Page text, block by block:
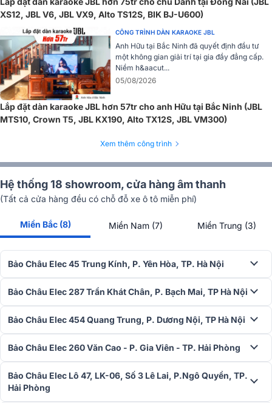
nối loa không dây, TX415 đặc biệt phù hợp cho các sự kiện ngoài
trời, các buổi trình diễn âm nhạc, hội thảo, và các chương trình biểu
diễn nơi yêu cầu âm thanh mạnh mẽ và rõ ràng.
và chi tiết, như các quán bar, nhà hàng, hoặc các buổi tiệc trong
không gian lớn. Với tính năng linh hoạt trong việc kết nối và sử
dụng, Alto TX415 có thể dễ dàng được tích hợp vào các hệ thống
âm thanh phức tạp mà không gặp phải khó khăn nào.
Để sở hữu sản phẩm
Bảo Châu
electhông qua hotline:1900.0255để nhận được tư vấn và ưu đãi
ngay hôm nay!
XS12, JBL V6, JBL VX9, Alto TS12S, BIK BJ-U600)
CÔNG TRÌNH DÀN KARAOKE JBL
Anh Hữu tại Bắc Ninh đã quyết định đầu tư
một không gian giải trí tại gia đầy đẳng cấp.
Niềm h&aacut...
05/08/2026
Lắp đặt dàn karaoke JBL hơn 57tr cho anh Hữu tại Bắc Ninh (JBL
MTS10, Crown T5, JBL KX190, Alto TX12S, JBL VM300)
Xem thêm công trình
Hệ thống 18 showroom, cửa hàng âm thanh
(Tất cả cửa hàng đều có chỗ đỗ xe ô tô miễn phí)
Miền Bắc (8) Miền Nam (7) Miền Trung (3)
Bảo Châu Elec 45 Trung Kính, P. Yên Hòa, TP. Hà Nội
Bảo Châu Elec 287 Trần Khát Chân, P. Bạch Mai, TP Hà Nội
Bảo Châu Elec 454 Quang Trung, P. Dương Nội, TP Hà Nội
Bảo Châu Elec 260 Văn Cao - P. Gia Viên - TP. Hải Phòng
Bảo Châu Elec Lô 47, LK-06, Số 3 Lê Lai, P.Ngô Quyền, TP.
Hải Phòng